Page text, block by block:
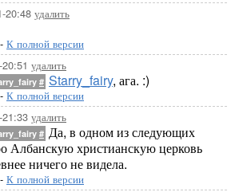
20:48 удалить
- К полной версии
удалить
# Starry_fairy, ага. :)
- К полной версии
удалить
# Да, в одном из следующих
Албанскую христианскую церковь
ничего не видела.
- К полной версии